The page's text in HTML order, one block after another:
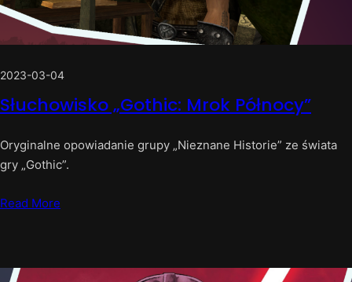
2023-03-04
Słuchowisko „Gothic: Mrok Północy”
Oryginalne opowiadanie grupy „Nieznane Historie” ze świata
gry „Gothic”.
Read More